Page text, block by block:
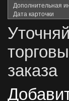
Дополнительная
Дата карточки
заказа